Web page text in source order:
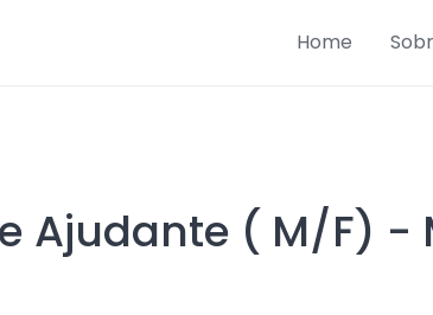
Home
Ajudante ( M/F) -